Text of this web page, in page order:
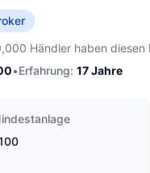
Händler haben diesen
•Erfahrung: 17Jahre